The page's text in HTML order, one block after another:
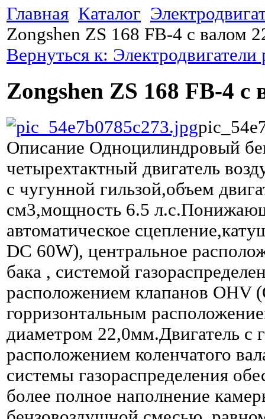
Главная Каталог
Zongshen ZS 168 FB-4 с валом
Вернуться к: Электродвигатели
Zongshen ZS 168 FB-4
Описание Одноцилиндровый
четырехтактный двигатель
с чугунной гильзой,объем
см3,мощность 6.5
автоматическое
DC 60W), центральное
бака , системой
расположением клапанов OHV
горризонтальным
диаметром 22,0мм.Двигатель с
расположением коленчатого
системы газораспределения
более полное наполнение